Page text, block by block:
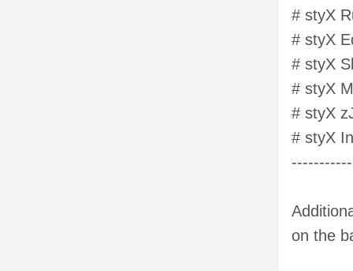
# styX
# styX
# styX
# styX
# styX
# styX
on the